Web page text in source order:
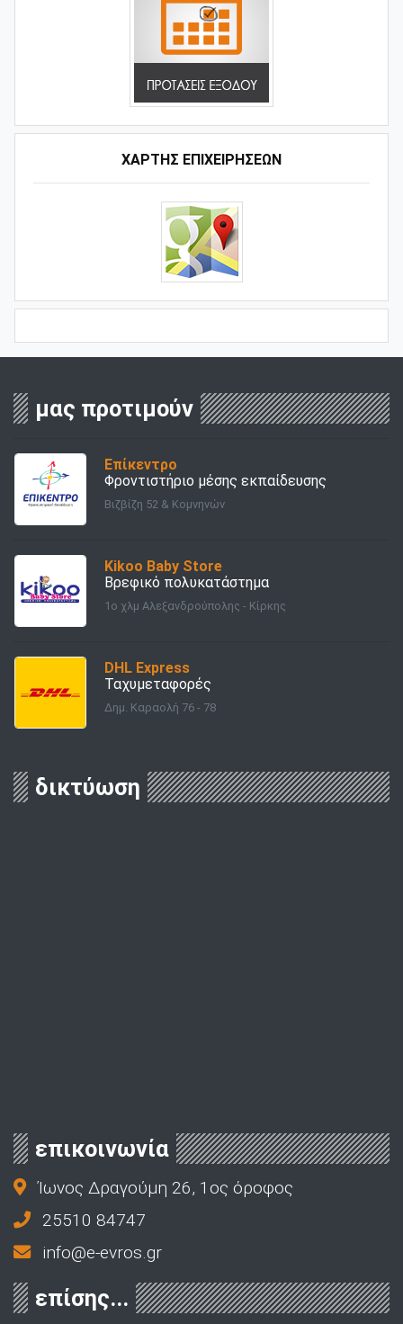
ΧΑΡΤΗΣ ΕΠΙΧΕΙΡΗΣΕΩΝ
μας προτιμούν
Επίκεντρο
Φροντιστήριο μέσης εκπαίδευσης
Βιζβίζη 52 & Κομνηνών
Kikoo Baby Store
Βρεφικό πολυκατάστημα
1ο χλμ Αλεξανδρούπολης - Κίρκης
DHL Express
Ταχυμεταφορές
Δημ. Καραολή 76 - 78
δικτύωση
επικοινωνία
Ίωνος Δραγούμη 26, 1ος όροφος
25510 84747
info@e-evros.gr
επίσης...